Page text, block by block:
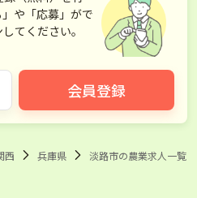
西宮市
加古川市
三田市
南あわじ市
や「応募」がで
てください。
会員登録
西 兵庫県 淡路市の農業求人一覧